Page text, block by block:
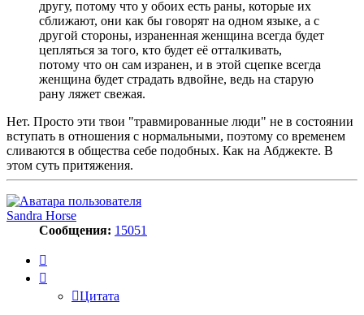
другу, потому что у обоих есть раны, которые их
сближают, они как бы говорят на одном языке, а с
другой стороны, израненная женщина всегда будет
цепляться за того, кто будет её отталкивать,
потому что он сам изранен, и в этой сцепке всегда
женщина будет страдать вдвойне, ведь на старую
рану ляжет свежая.
Нет. Просто эти твои "травмированные люди" не в состоянии
вступать в отношения с нормальными, поэтому со временем
сливаются в общества себе подобных. Как на Абджекте. В
этом суть притяжения.
Sandra Horse
Сообщения: 15051
Цитата